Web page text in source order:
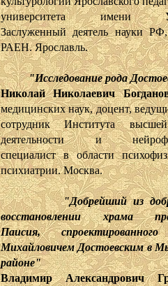
университета имени
Заслуженный деятель науки
РАЕН. Ярославль.
"Исследование рода
Николай Николаевич
медицинских наук, доцент,
сотрудник Института
деятельности и
специалист в области
психиатрии. Москва.
"Добрейший из
восстановлении храма
Паисия,
Михайловичем Достоевским в
районе"
Владимир Александрович